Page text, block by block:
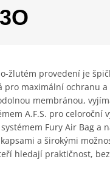
žlutém provedení je
pro maximální ochranu
membránou,
A.F.S. pro celoroční
Fury Air Bag a
a širokými
hledají praktičnost,